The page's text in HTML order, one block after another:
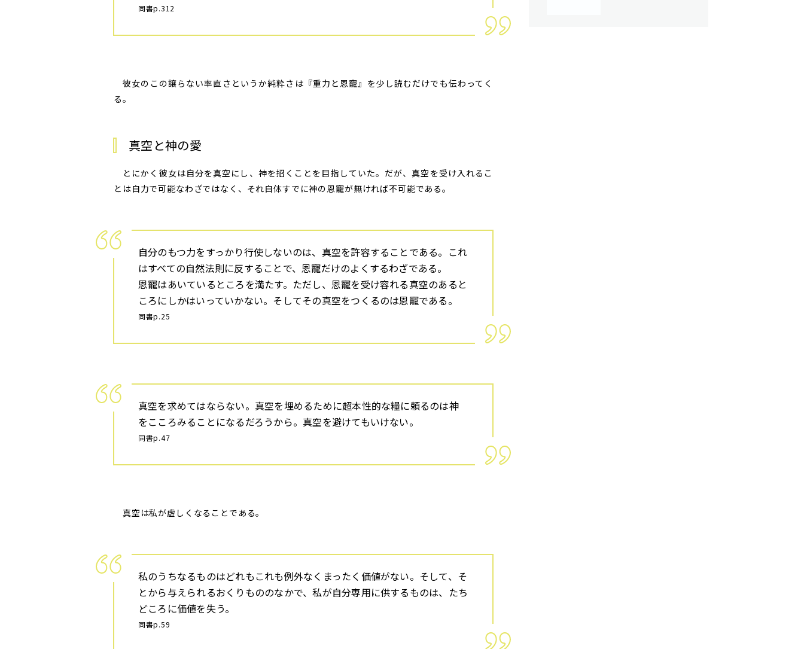
同書p.312
彼女のこの譲らない率直さというか純粋さは『重力と恩寵』を少し読むだけでも伝わってく
る。
真空と神の愛
とにかく彼女は自分を真空にし、神を招くことを目指していた。だが、真空を受け入れるこ
とは自力で可能なわざではなく、それ自体すでに神の恩寵が無ければ不可能である。
自分のもつ力をすっかり行使しないのは、真空を許容することである。これ
はすべての自然法則に反することで、恩寵だけのよくするわざである。
恩寵はあいているところを満たす。ただし、恩寵を受け容れる真空のあると
ころにしかはいっていかない。そしてその真空をつくるのは恩寵である。
同書p.25
真空を求めてはならない。真空を埋めるために超本性的な糧に頼るのは神
をこころみることになるだろうから。真空を避けてもいけない。
同書p.47
真空は私が虚しくなることである。
私のうちなるものはどれもこれも例外なくまったく価値がない。そして、そ
とから与えられるおくりもののなかで、私が自分専用に供するものは、たち
どころに価値を失う。
同書p.59